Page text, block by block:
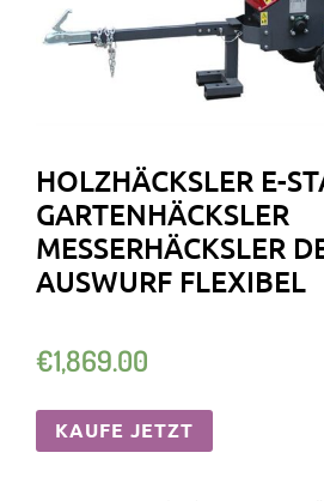
HOLZHÄCKSLER E-
GARTENHÄCKSLER
MESSERHÄCKSLER
AUSWURF FLEXIBEL
€1,869.00
KAUFE JETZT